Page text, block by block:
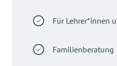
Für Lehrer*innen
Familienberatung